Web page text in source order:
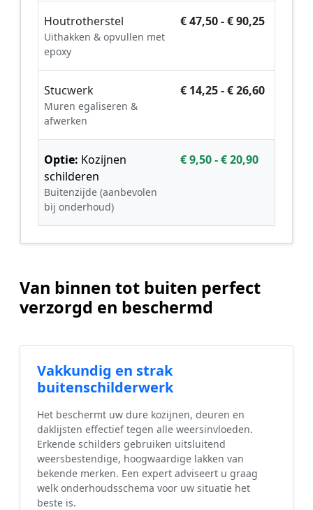
Houtrotherstel
Uithakken & opvullen met
epoxy
€ 47,50 - € 90,25
Stucwerk
Muren egaliseren &
afwerken
€ 14,25 - € 26,60
Optie: Kozijnen
schilderen
Buitenzijde (aanbevolen
bij onderhoud)
€ 9,50 - € 20,90
Van binnen tot buiten perfect
verzorgd en beschermd
Vakkundig en strak
buitenschilderwerk
Het beschermt uw dure kozijnen, deuren en
daklijsten effectief tegen alle weersinvloeden.
Erkende schilders gebruiken uitsluitend
weersbestendige, hoogwaardige lakken van
bekende merken. Een expert adviseert u graag
welk onderhoudsschema voor uw situatie het
beste is.